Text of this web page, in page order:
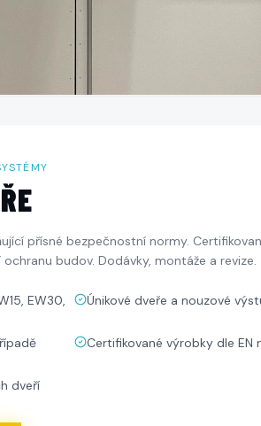
přísné bezpečnostní normy.
budov. Dodávky, montáže a revize.
EW30, Únikové dveře a nouzové
Certifikované výrobky dle EN
dveří